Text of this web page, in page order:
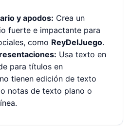
y apodos: Crea un
fuerte e impactante para
como ReyDelJuego.
Usa texto en
para títulos en
tienen edición de texto
notas de texto plano o